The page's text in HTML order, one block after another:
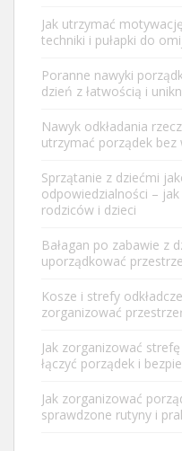
Jak utrzymać
techniki i pułapki do
Poranne nawyki
dzień z łatwością i
Nawyk odkładania
utrzymać porządek bez
Sprzątanie z dziećmi
odpowiedzialności –
rodziców i dzieci
Bałagan po zabawie z
uporządkować
Kosze i strefy
zorganizować
Jak zorganizować
łączyć porządek i
Jak zorganizować
sprawdzone rutyny i